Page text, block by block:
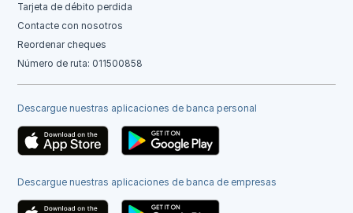
Tarjeta de débito perdida
Contacte con nosotros
Reordenar cheques
Número de ruta: 011500858
Descargue nuestras aplicaciones de banca personal
Descargue nuestras aplicaciones de banca de empresas